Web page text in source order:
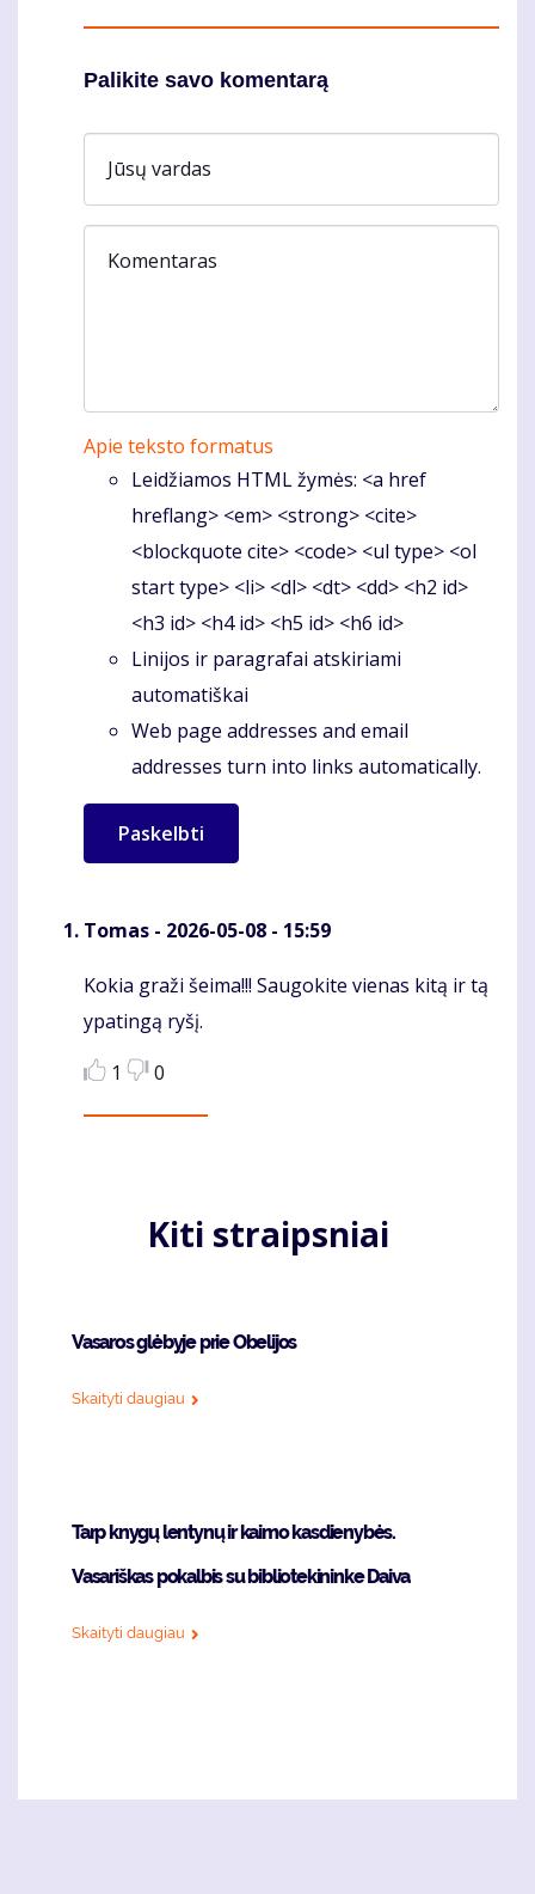
Palikite savo komentarą
Jūsų vardas
Komentaras
Apie teksto formatus
Leidžiamos HTML žymės: <a href
hreflang> <em> <strong> <cite>
<blockquote cite> <code> <ul type> <ol
start type> <li> <dl> <dt> <dd> <h2 id>
<h3 id> <h4 id> <h5 id> <h6 id>
Linijos ir paragrafai atskiriami
automatiškai
Web page addresses and email
addresses turn into links automatically.
Tomas - 2026-05-08 - 15:59
Komentaras
Kokia graži šeima!!! Saugokite vienas kitą ir tą
ypatingą ryšį.
1
0
Kiti straipsniai
Vasaros glėbyje prie Obelijos
Skaityti daugiau
Tarp knygų lentynų ir kaimo kasdienybės.
Vasariškas pokalbis su bibliotekininke Daiva
Skaityti daugiau